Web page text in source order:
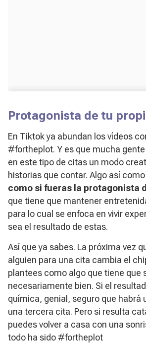
Protagonista de tu
En Tiktok ya abundan los vídeos
#fortheplot. Y es que mucha
en este tipo de citas un modo
historias que contar. Algo así como
como si fueras la protagonista
que tiene que mantener
para lo cual se enfoca en vivir
sea el resultado de estas.
Así que ya sabes. La próxima vez
alguien para una cita cambia el
plantees como algo que tiene que
necesariamente bien. Si el
química, genial, seguro que habrá
una tercera cita. Pero si resulta
puedes volver a casa con una
todo ha sido #fortheplot